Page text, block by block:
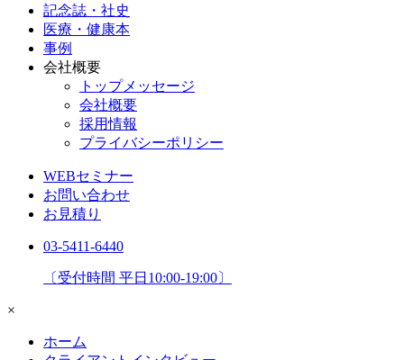
記念誌・社史
医療・健康本
事例
会社概要
トップメッセージ
会社概要
採用情報
プライバシーポリシー
WEBセミナー
お問い合わせ
お見積り
03-5411-6440
〔受付時間 平日10:00-19:00〕
×
ホーム